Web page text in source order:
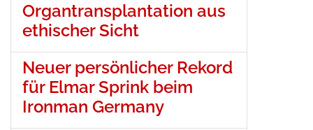
Organtransplantation aus
ethischer Sicht
Neuer persönlicher Rekord
für Elmar Sprink beim
Ironman Germany